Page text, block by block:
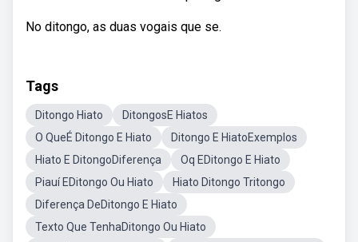
No ditongo, as duas vogais que se.
Tags
Ditongo Hiato
DitongosE Hiatos
O QueÉ Ditongo E Hiato
Ditongo E HiatoExemplos
Hiato E DitongoDiferença
Oq EDitongo E Hiato
Piauí EDitongo Ou Hiato
Hiato Ditongo Tritongo
Diferença DeDitongo E Hiato
Texto Que TenhaDitongo Ou Hiato